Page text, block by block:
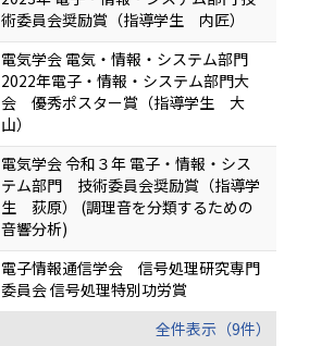
術委員会奨励賞（指導学生 内匠）
電気学会 電気・情報・システム部門
2022年電子・情報・システム部門大
会 優秀ポスター賞（指導学生 大
山）
電気学会 令和３年 電子・情報・シス
テム部門 技術委員会奨励賞（指導学
生 荻原） (調理音を分類するための
音響分析)
電子情報通信学会 信号処理研究専門
委員会 信号処理特別功労賞
全件表示（9件）